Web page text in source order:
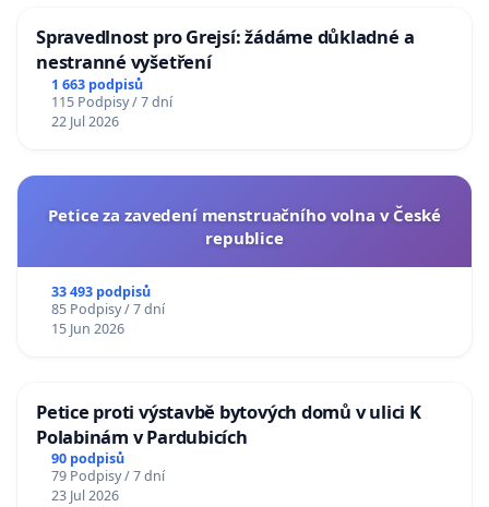
Spravedlnost pro Grejsí: žádáme důkladné a
nestranné vyšetření
1 663 podpisů
115 Podpisy / 7 dní
22 Jul 2026
Petice za zavedení menstruačního volna v České
republice
33 493 podpisů
85 Podpisy / 7 dní
15 Jun 2026
Petice proti výstavbě bytových domů v ulici K
Polabinám v Pardubicích
90 podpisů
79 Podpisy / 7 dní
23 Jul 2026